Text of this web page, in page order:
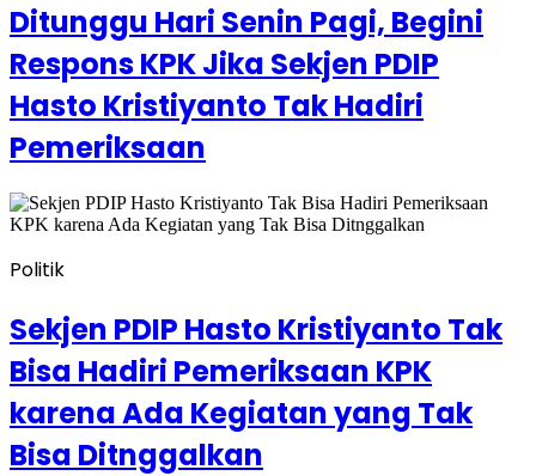
Ditunggu Hari Senin Pagi, Begini
Respons KPK Jika Sekjen PDIP
Hasto Kristiyanto Tak Hadiri
Pemeriksaan
Politik
Sekjen PDIP Hasto Kristiyanto Tak
Bisa Hadiri Pemeriksaan KPK
karena Ada Kegiatan yang Tak
Bisa Ditnggalkan